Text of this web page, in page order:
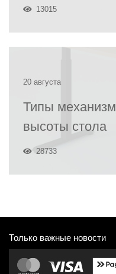
13015
20 августа
Типы
высоты стола
28733
Только важные новости